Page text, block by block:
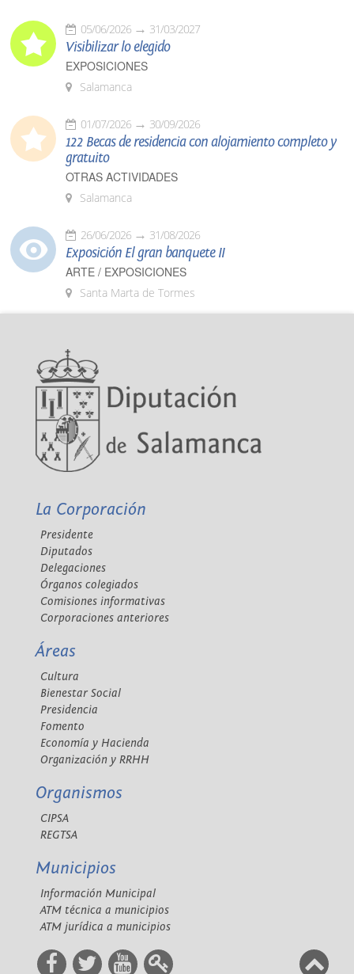
05/06/2026 31/03/2027
Visibilizar lo elegido
EXPOSICIONES
Salamanca
01/07/2026 30/09/2026
122 Becas de residencia con alojamiento completo y
gratuito
OTRAS ACTIVIDADES
Salamanca
26/06/2026 31/08/2026
Exposición El gran banquete II
ARTE / EXPOSICIONES
Santa Marta de Tormes
La Corporación
Presidente
Diputados
Delegaciones
Órganos colegiados
Comisiones informativas
Corporaciones anteriores
Áreas
Cultura
Bienestar Social
Presidencia
Fomento
Economía y Hacienda
Organización y RRHH
Organismos
CIPSA
REGTSA
Municipios
Información Municipal
ATM técnica a municipios
ATM jurídica a municipios